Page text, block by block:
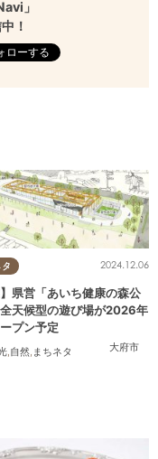
」
！
ローする
大府市
2024.12.06
】県営「あいち健康の森公
天候型の遊び場が2026年
プン予定
,自然, まちネタ